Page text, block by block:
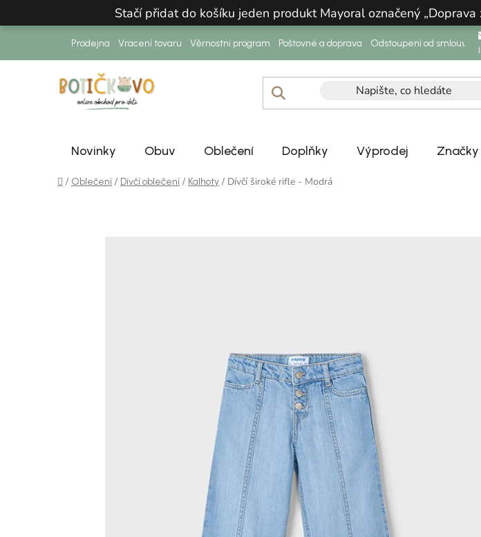
Stačí přidat do košíku jeden produkt Mayoral označený
Prodejna Vracení tovaru Věrnostní program Poštovné a doprava Odstoupení od smlouvy
Novinky Obuv Oblečení Doplňky Výprodej Značky
Domů
/ Oblečení / Dívčí oblečení / Kalhoty / Dívčí široké rifle - Modrá